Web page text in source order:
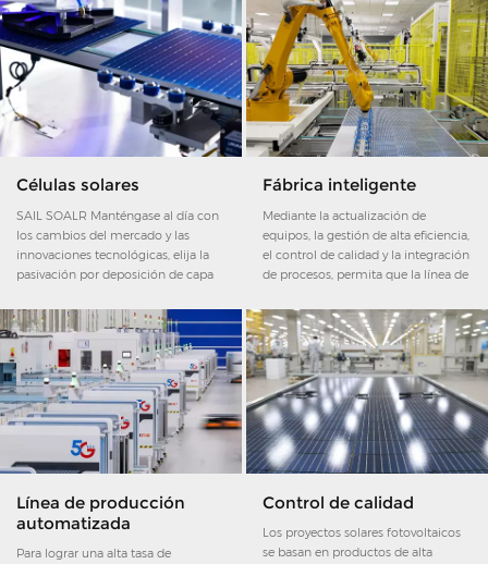
Células solares
SAIL SOALR Manténgase al día con
los cambios del mercado y las
innovaciones tecnológicas, elija la
pasivación por deposición de capa
selectivo, la célula solar bifacial, las
barras colectoras múltiples, las
células TOPCon y las células HJT.
Fábrica inteligente
Mediante la actualización de
equipos, la gestión de alta eficiencia,
el control de calidad y la integración
de procesos, permita que la línea de
inteligente reduzca el consumo de
mano de obra y energía, y aumente
la eficiencia de producción.
Línea de producción
automatizada
Para lograr una alta tasa de
Control de calidad
Los proyectos solares fotovoltaicos
se basan en productos de alta